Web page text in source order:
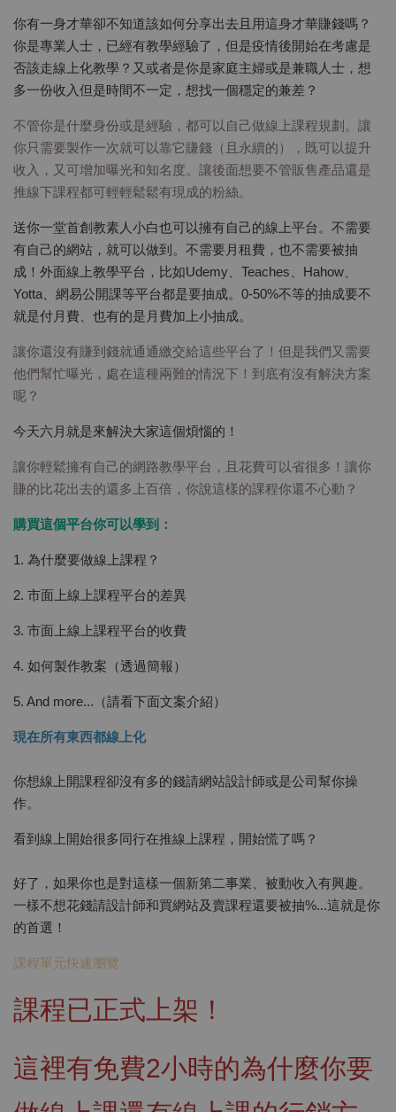
你有一身才華卻不知道該如何分享出去且用這身才華賺錢嗎？
你是專業人士，已經有教學經驗了，但是疫情後開始在考慮是
否該走線上化教學？又或者是你是家庭主婦或是兼職人士，想
多一份收入但是時間不一定，想找一個穩定的兼差？
不管你是什麼身份或是經驗，都可以自己做線上課程規劃。讓
你只需要製作一次就可以靠它賺錢（且永續的），既可以提升
收入，又可增加曝光和知名度。讓後面想要不管販售產品還是
推線下課程都可輕輕鬆鬆有現成的粉絲。
送你一堂首創教素人小白也可以擁有自己的線上平台。不需要
有自己的網站，就可以做到。不需要月租費，也不需要被抽
成！外面線上教學平台，比如Udemy、Teaches、Hahow、
Yotta、網易公開課等平台都是要抽成。0-50%不等的抽成要不
就是付月費、也有的是月費加上小抽成。
讓你還沒有賺到錢就通通繳交給這些平台了！但是我們又需要
他們幫忙曝光，處在這種兩難的情況下！到底有沒有解決方案
呢？
今天六月就是來解決大家這個煩惱的！
讓你輕鬆擁有自己的網路教學平台，且花費可以省很多！讓你
賺的比花出去的還多上百倍，你說這樣的課程你還不心動？
購買這個平台你可以學到：
1. 為什麼要做線上課程？
2. 市面上線上課程平台的差異
3. 市面上線上課程平台的收費
4. 如何製作教案（透過簡報）
5. And more...（請看下面文案介紹）
現在所有東西都線上化
你想線上開課程卻沒有多的錢請網站設計師或是公司幫你操
作。
看到線上開始很多同行在推線上課程，開始慌了嗎？
好了，如果你也是對這樣一個新第二事業、被動收入有興趣。
一樣不想花錢請設計師和買網站及賣課程還要被抽%...這就是你
的首選！
課程單元快速瀏覽
課程已正式上架！
這裡有免費2小時的為什麼你要